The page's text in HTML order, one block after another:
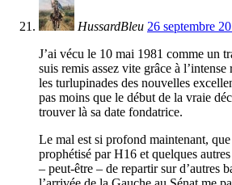
HussardBleu 26 septembre
J’ai vécu le 10 mai 1981 comme un
suis remis assez vite grâce à
les turlupinades des nouvelles
pas moins que le début de la vraie
trouver là sa date fondatrice.
Le mal est si profond maintenant,
prophétisé par H16 et quelques
– peut-être – de repartir sur d’autres